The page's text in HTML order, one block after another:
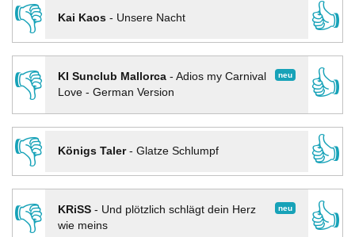
👎
Kai Kaos- Unsere Nacht
👍
👎
neu
KI Sunclub Mallorca- Adios my Carnival
Love - German Version
👍
👎
Königs Taler- Glatze Schlumpf
👍
👎
neu
KRiSS- Und plötzlich schlägt dein Herz
wie meins
👍